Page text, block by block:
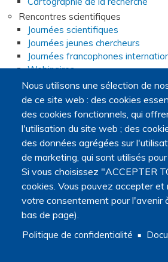
Nous utilisons une sélection de
de ce site web : des cookies
des cookies fonctionnels, qui
l'utilisation du site web ; des
des données agrégées sur
de marketing, qui sont utilisés
Si vous choisissez "ACCEPTER
cookies. Vous pouvez accepter
votre consentement pour l'avenir
bas de page).
Politique de confidentialité
Rencontres scientifiques
Journées scientifiques
Journées jeunes chercheurs
Journées francophones
Webinaires
Journal club
PRI Fin de vie
Programme de recherche
Appel à candidatures pour la
Consortia
Webinaires du programme de
Foire aux questions sur l'appel à
Appels à projets
Appels à communications
Appels à articles
Master recherche Fins de vie et